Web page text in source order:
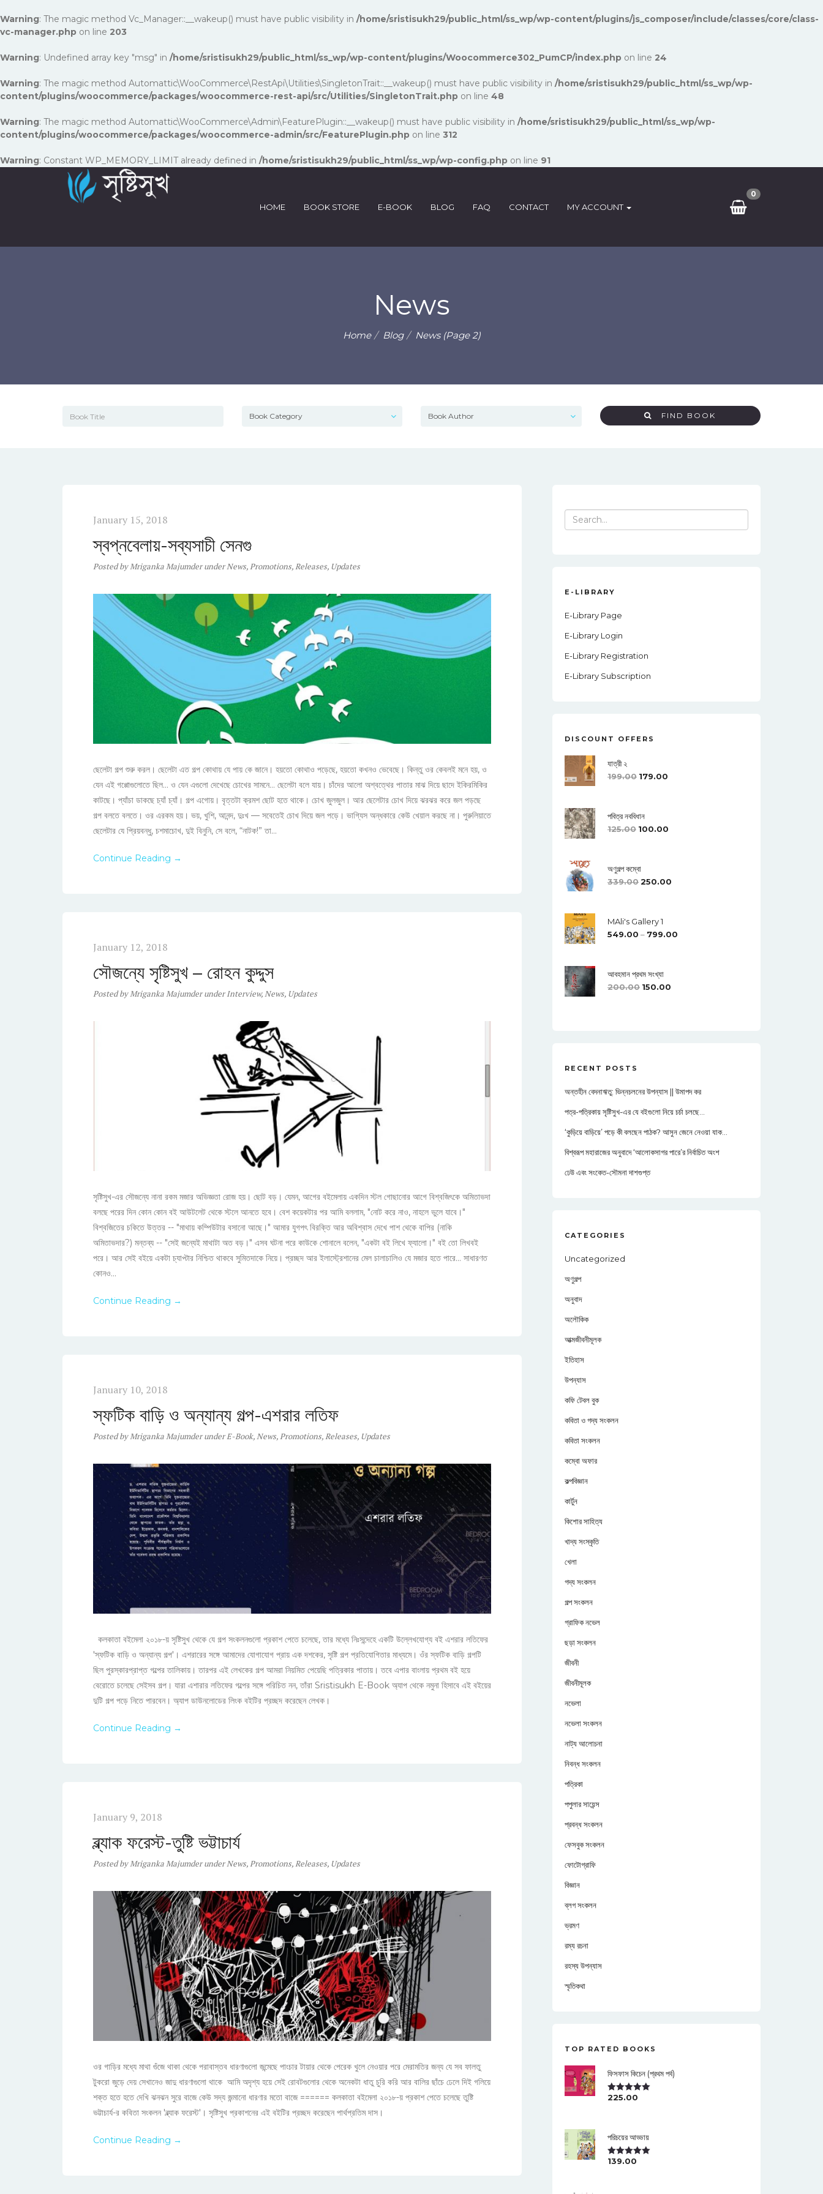
Warning: The magic method Vc_Manager::__wakeup() must have public visibility in /home/sristisukh29/public_html/ss_wp/wp-content/plugins/js_composer/include/classes/core/class-
vc-manager.php on line 203
Warning: Undefined array key "msg" in /home/sristisukh29/public_html/ss_wp/wp-content/plugins/Woocommerce302_PumCP/index.php on line 24
Warning: The magic method Automattic\WooCommerce\RestApi\Utilities\SingletonTrait::__wakeup() must have public visibility in /home/sristisukh29/public_html/ss_wp/wp-
content/plugins/woocommerce/packages/woocommerce-rest-api/src/Utilities/SingletonTrait.php on line 48
Warning: The magic method Automattic\WooCommerce\Admin\FeaturePlugin::__wakeup() must have public visibility in /home/sristisukh29/public_html/ss_wp/wp-
content/plugins/woocommerce/packages/woocommerce-admin/src/FeaturePlugin.php on line 312
Warning: Constant WP_MEMORY_LIMIT already defined in /home/sristisukh29/public_html/ss_wp/wp-config.php on line 91
0
HOME BOOK STORE E-BOOK BLOG FAQ CONTACT MY ACCOUNT
News
Home Blog News (Page 2)
FIND BOOK
January 15, 2018
স্বপ্নবেলায়-সব্যসাচী সেনগু
PostedbyMriganka Majumder underNews,Promotions,Releases, Updates
ছেলেটা গল্প শুরু করল। ছেলেটা এত গল্প কোথায় যে পায় কে জানে। হয়তো কোথাও পড়েছে, হয়তো কখনও ভেবেছে। কিন্তু ওর কেবলই মনে হয়, ও
যেন এই গপ্পোগুলোতে ছিল... ও যেন এগুলো দেখেছে চোখের সামনে... ছেলেটা বলে যায়। চাঁদের আলো অশ্বত্থের পাতার মাঝ দিয়ে ছাদে ইকিরমিকির
কাটছে। প্যাঁচা ডাকছে চ্যাঁ চ্যাঁ। গল্প এগোয়। বৃত্তটা ক্রমশ ছোট হতে থাকে। চোখ জুলজুল। আর ছেলেটার চোখ দিয়ে ঝরঝর করে জল পড়ছে
গল্প বলতে বলতে। ওর এরকম হয়। ভয়, খুশি, আনন্দ, দুঃখ — সবেতেই চোখ দিয়ে জল পড়ে। ভাগ্যিস অন্ধকারে কেউ খেয়াল করছে না। পুরুলিয়াতে
ছেলেটার যে প্রিয়বন্ধু, চশমাচোখ, দুই বিনুনি, সে বলে, “নাটক!” তা...
Continue Reading →
January 12, 2018
সৌজন্যে সৃষ্টিসুখ – রোহন কুদ্দুস
PostedbyMriganka Majumder underInterview,News, Updates
সৃষ্টিসুখ-এর সৌজন্যে নানা রকম মজার অভিজ্ঞতা রোজ হয়। ছোট বড়। যেমন, আগের বইমেলায় একদিন স্টল গোছানোর আগে বিশ্বজিৎকে অমিতাভদা
বলছে পরের দিন কোন কোন বই আউটলেট থেকে স্টলে আনতে হবে। বেশ কয়েকটার পর আমি বললাম, "নোট করে নাও, নাহলে ভুলে যাবে।"
বিশ্বজিতের চকিতে উত্তর -- "মাথায় কম্পিউটার বসানো আছে।" আমার যুগপৎ বিরক্তি আর অবিশ্বাস দেখে পাশ থেকে বাপির (নাকি
অমিতাভদার?) মন্তব্য -- "সেই জন্যেই মাথাটা অত বড়।" এসব ঘটনা পরে কাউকে শোনালে বলেন, "একটা বই লিখে ফ্যালো।" বই তো লিখবই
পরে। আর সেই বইয়ে একটা চ্যাপ্টার নিশ্চিত থাকবে সুমিতদাকে নিয়ে। প্রচ্ছদ আর ইলাস্ট্রেশানের মেল চালাচালিও যে মজার হতে পারে... সাধারণত
কোনও...
Continue Reading →
January 10, 2018
স্ফটিক বাড়ি ও অন্যান্য গল্প-এশরার লতিফ
PostedbyMriganka Majumder underE-Book,News,Promotions,Releases, Updates
কলকাতা বইমেলা ২০১৮-য় সৃষ্টিসুখ থেকে যে গল্প সংকলনগুলো প্রকাশ পেতে চলেছে, তার মধ্যে নিঃসন্দেহে একটি উল্লেখযোগ্য বই এশরার লতিফের
'স্ফটিক বাড়ি ও অন্যান্য গল্প'। এশরারের সঙ্গে আমাদের যোগাযোগ প্রায় এক দশকের, সৃষ্টি গল্প প্রতিযোগিতার মাধ্যমে। ওঁর স্ফটিক বাড়ি গল্পটি
ছিল পুরস্কারপ্রাপ্ত গল্পের তালিকায়। তারপর এই লেখকের গল্প আমরা নিয়মিত পেয়েছি পত্রিকার পাতায়। তবে এপার বাংলায় প্রথম বই হয়ে
বেরোতে চলেছে সেইসব গল্প। যারা এশারার লতিফের গল্পের সঙ্গে পরিচিত নন, তাঁরা Sristisukh E-Book অ্যাপ থেকে নমুনা হিসাবে এই বইয়ের
দুটি গল্প পড়ে নিতে পারবেন। অ্যাপ ডাউনলোডের লিংক বইটির প্রচ্ছদ করেছেন লেখক।
Continue Reading →
January 9, 2018
ব্ল্যাক ফরেস্ট-তুষ্টি ভট্টাচার্য
PostedbyMriganka Majumder underNews,Promotions,Releases, Updates
ওর গাড়ির মধ্যে মাথা গুঁজে থাকা থেকে পরাবাস্তব ধারণাগুলো জন্মেছে পাংচার টায়ার থেকে পেরেক খুলে নেওয়ার পরে মেরামতির জন্য যে সব ফালতু
টুকরো জুড়ে দেয় সেখানেও জাদু ধারণাগুলো থাকে আমি অদৃশ্য হয়ে সেই রোবটগুলোর থেকে অনেকটা ধাতু চুরি করি আর বালির ছাঁচে ঢেলে দিই গলিয়ে
শক্ত হতে হতে দেখি ঝনঝন সুরে বাজে কেউ সদ্য জন্মানো ধারণার মতো বাজে ====== কলকাতা বইমেলা ২০১৮-য় প্রকাশ পেতে চলেছে তুষ্টি
ভট্টাচার্য-র কবিতা সংকলন 'ব্ল্যাক ফরেস্ট'। সৃষ্টিসুখ প্রকাশনের এই বইটির প্রচ্ছদ করেছেন পার্থপ্রতিম দাস।
Continue Reading →
Search
for:
E-LIBRARY
E-Library Page
E-Library Login
E-Library Registration
E-Library Subscription
DISCOUNT OFFERS
যাত্রী ২
199.00 179.00
পবিত্র নববিধান
125.00 100.00
অণুগল্প কম্বো
339.00250.00
MAli's Gallery 1
549.00 – 799.00
আবহমান প্রথম সংখ্যা
200.00 150.00
RECENT POSTS
অন্তহীন বেদনাঋতু: ভিন্নচলনের উপন্যাস || উমাপদ কর
পত্র-পত্রিকায় সৃষ্টিসুখ-এর যে বইগুলো নিয়ে চর্চা চলছে…
‘কুড়িয়ে বাড়িয়ে’ পড়ে কী বলছেন পাঠক? আসুন জেনে নেওয়া যাক…
বিশ্বরূপ মহারাজের অনুবাদে ‘আলোকসাগর পারে’র নির্বাচিত অংশ
ঢেউ এবং সংকেত-সৌমনা দাশগুপ্ত
CATEGORIES
Uncategorized
অণুগল্প
অনুবাদ
অলৌকিক
আত্মজীবনীমূলক
ইতিহাস
উপন্যাস
কফি টেবল বুক
কবিতা ও গদ্য সংকলন
কবিতা সংকলন
কম্বো অফার
কল্পবিজ্ঞান
কার্টুন
কিশোর সাহিত্য
খাদ্য সংস্কৃতি
খেলা
গদ্য সংকলন
গল্প সংকলন
গ্রাফিক নভেল
ছড়া সংকলন
জীবনী
জীবনীমূলক
নভেলা
নভেলা সংকলন
নাট্য আলোচনা
নিবন্ধ সংকলন
পত্রিকা
পপুলার সায়েন্স
প্রবন্ধ সংকলন
ফেসবুক সংকলন
ফোটোগ্রাফি
বিজ্ঞান
ব্লগ সংকলন
ভ্রমণ
রম্য রচনা
রহস্য উপন্যাস
স্মৃতিকথা
TOP RATED BOOKS
ফিসফাস কিচেন (প্রথম পর্ব)
Rated5.00
225.00
পরিচয়ের আড্ডায়
Rated5.00
139.00